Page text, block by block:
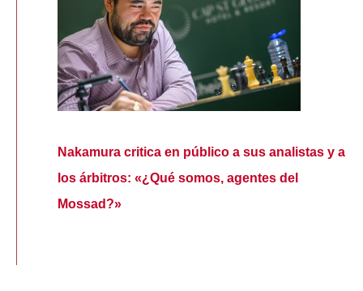
Nakamura critica en público a sus analistas y a
los árbitros: «¿Qué somos, agentes del
Mossad?»